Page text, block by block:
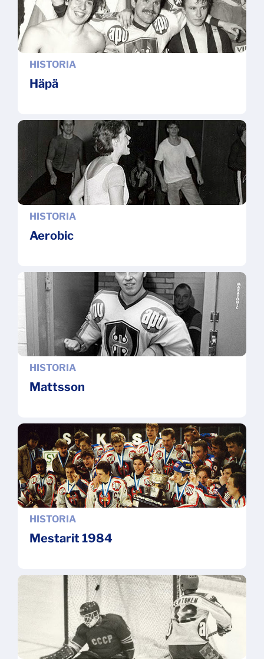
Häpä
HISTORIA
Aerobic
HISTORIA
Mattsson
HISTORIA
Mestarit 1984
HISTORIA